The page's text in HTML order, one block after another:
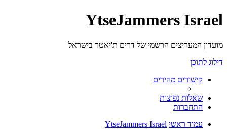
YtseJammers Israel
מועדון המעריצים הרשמי של דרים ת'יאטר בישראל
דילוג לתוכן
קישורים מהירים
שאלות נפוצות
התחברות
עמוד ראשי YtseJammers Israel